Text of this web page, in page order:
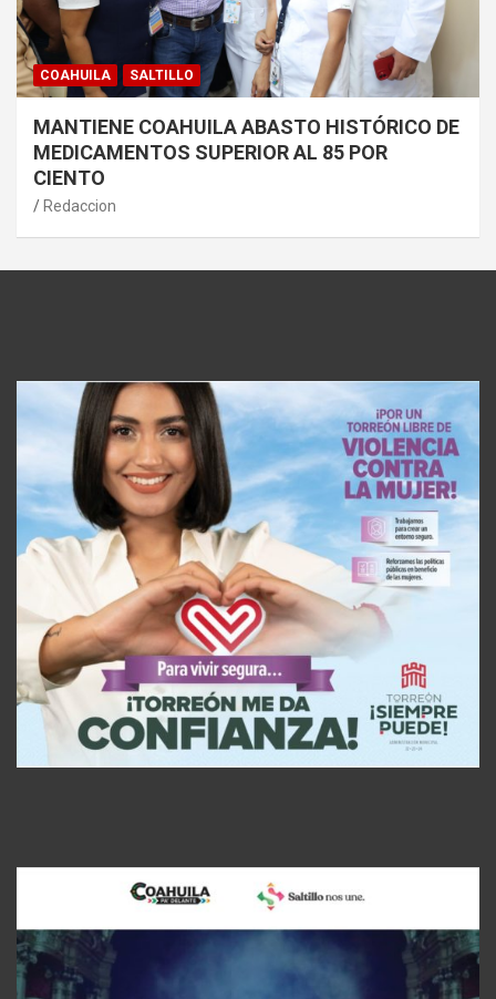
COAHUILA SALTILLO
MANTIENE COAHUILA ABASTO HISTÓRICO DE
MEDICAMENTOS SUPERIOR AL 85 POR
CIENTO
Redaccion